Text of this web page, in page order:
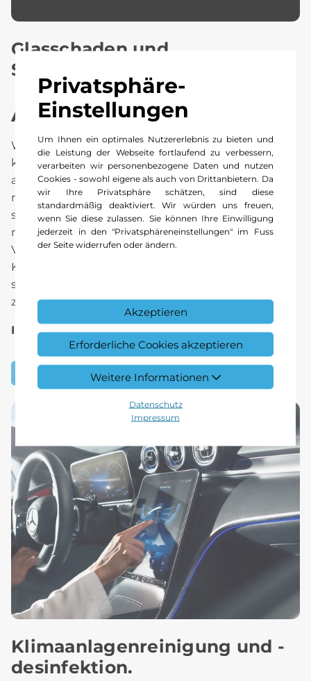
Privatsphäre-
Einstellungen
Um Ihnen ein optimales Nutzererlebnis zu bieten und
die Leistung der Webseite fortlaufend zu verbessern,
verarbeiten wir personenbezogene Daten und nutzen
Cookies - sowohl eigene als auch von Drittanbietern. Da
wir Ihre Privatsphäre schätzen, sind diese
standardmäßig deaktiviert. Wir würden uns freuen,
wenn Sie diese zulassen. Sie können Ihre Einwilligung
jederzeit in den "Privatsphäreneinstellungen" im Fuss
der Seite widerrufen oder ändern.
Akzeptieren
Erforderliche Cookies akzeptieren
Weitere Informationen
Datenschutz
Impressum
Glasschaden und
Steinschlagreparatur.
Auf einen Sprung zu uns.
Wenn der Vordermann einen Stein aufwirbelt,
kann auch der wendigste Wagen nicht
ausweichen: Glasbruch an der Frontscheibe ist
mit Abstand der häufigste Kaskoschaden. Es ist
schnell passiert, aber auch schnell wieder
repariert. In der Regel übernimmt Ihre
Versicherung die Kosten der Scheibenkorrektur.
Kleinere Glasschäden können wir in der Regel oft
sofort beheben, ohne die Frontscheibe komplett
zu tauschen.
In der Regel kostenlos.
Service-Termin vereinbaren.
Klimaanlagenreinigung und -
desinfektion.